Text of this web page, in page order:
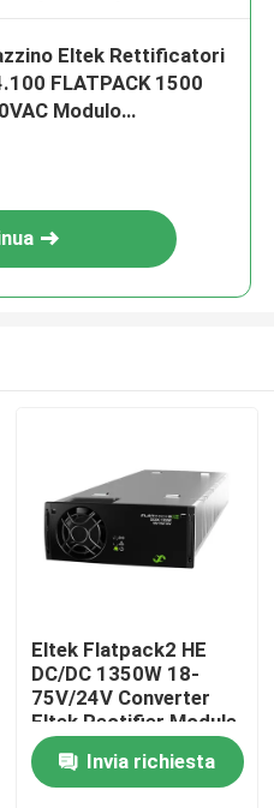
Eltek Rettificatori
FLATPACK 1500
Modulo
Eltek Flatpack2 HE
DC/DC 1350W 18-
75V/24V Converter
Eltek Rectifier Module
FP2 24V 48V
alimentazione
continua
Invia richiesta